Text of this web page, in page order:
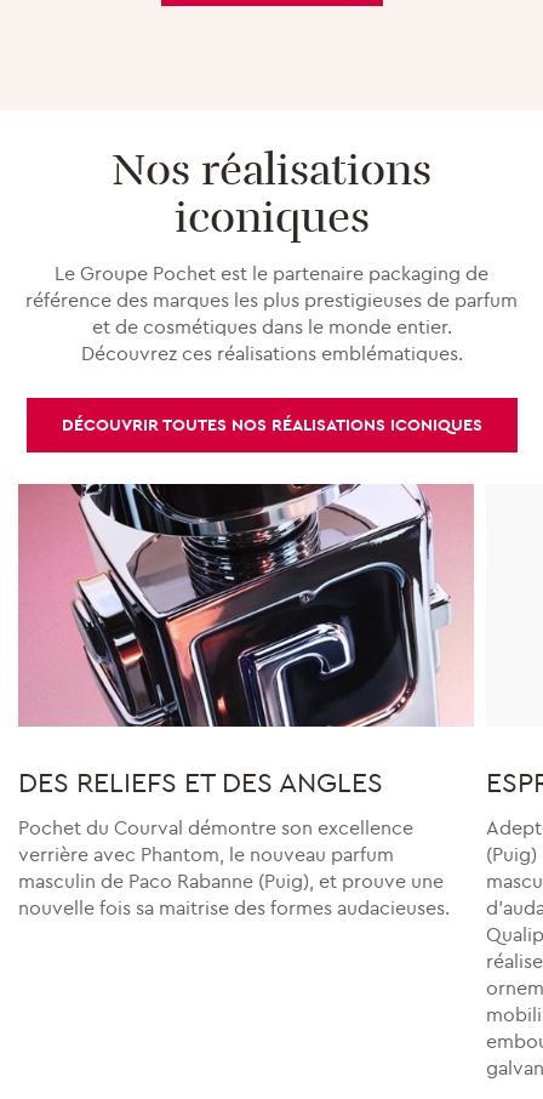
Nos réalisations
iconiques
Le Groupe Pochet est le partenaire packaging de
référence des marques les plus prestigieuses de parfum
et de cosmétiques dans le monde entier.
Découvrez ces réalisations emblématiques.
DÉCOUVRIR TOUTES NOS RÉALISATIONS ICONIQUES
DES RELIEFS ET DES ANGLES
Pochet du Courval démontre son excellence
verrière avec Phantom, le nouveau parfum
masculin de Paco Rabanne (Puig), et prouve une
nouvelle fois sa maitrise des formes audacieuses.